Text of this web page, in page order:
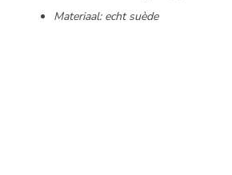
Materiaal: echt suède